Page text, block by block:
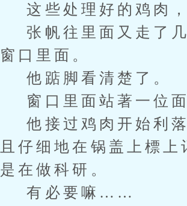
这些处理好的鸡肉，
张帆往里面又走了几
窗口里面。
他踮脚看清楚了。
窗口里面站著一位面
他接过鸡肉开始利落
且仔细地在锅盖上標
是在做科研。
有必要嘛……